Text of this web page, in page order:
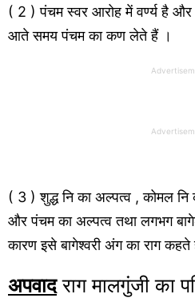
( 2 ) पंचम स्वर आरोह में वर्ण्य है
आते समय पंचम का कण लेते हैं ।
( 3 ) शुद्ध नि का अल्पत्व , कोमल नि
और पंचम का अल्पत्व तथा लगभग
कारण इसे बागेश्वरी अंग का राग कहते
अपवादराग मालगुंजी का